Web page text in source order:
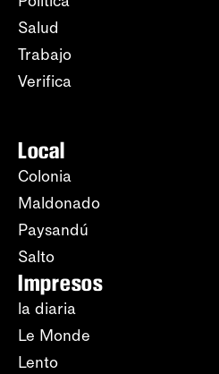
Salud
Trabajo
Verifica
Local
Colonia
Maldonado
Paysandú
Salto
Impresos
la diaria
Le Monde
Lento